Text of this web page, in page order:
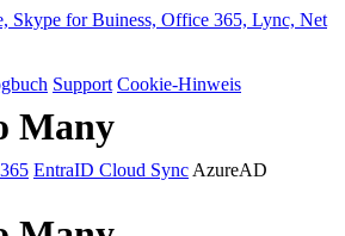
Support Cookie-Hinweis
EntraID Cloud Sync AzureAD